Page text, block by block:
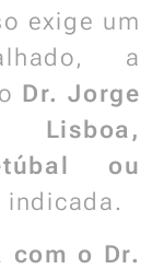
exige um
a
Dr. Jorge
Lisboa,
ou
indicada.
com o Dr.